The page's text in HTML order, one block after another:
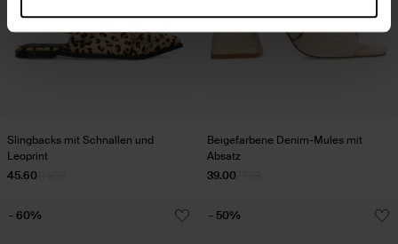
Slingbacks mit Schnallen und
Leoprint
45.60
Beigefarbene Denim-Mules mit
Absatz
39.00
- 60% - 50%